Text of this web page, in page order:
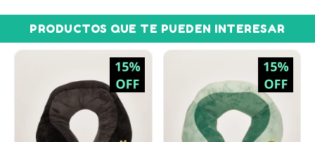
PRODUCTOS QUE TE PUEDEN INTERESAR